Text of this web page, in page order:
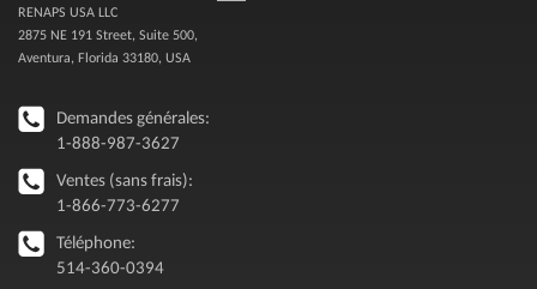
RENAPS USA LLC
2875 NE 191 Street, Suite 500,
Aventura, Florida 33180, USA
Demandes générales:
1-888-987-3627
Ventes (sans frais):
1-866-773-6277
Téléphone:
514-360-0394